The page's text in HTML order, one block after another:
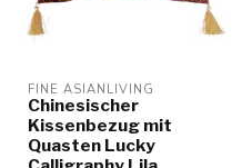
FINE ASIANLIVING
Chinesischer
Kissenbezug mit
Quasten Lucky